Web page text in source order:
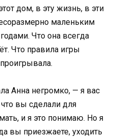
дом, в эту жизнь, в эти
маленьким
Что она всегда
Что правила игры
Анна негромко, — я вас
вы сделали для
и я это понимаю. Но я
вы приезжаете, уходить